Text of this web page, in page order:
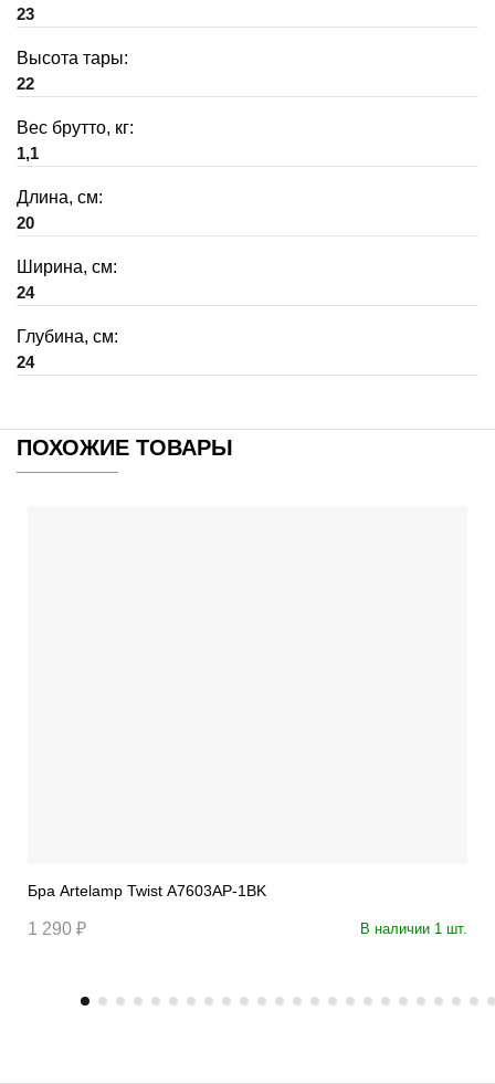
23
Высота тары:
22
Вес брутто, кг:
1,1
Длина, см:
20
Ширина, см:
24
Глубина, см:
24
ПОХОЖИЕ ТОВАРЫ
Бра Artelamp Twist A7603AP-1BK
1 290 ₽ В наличии 1 шт.